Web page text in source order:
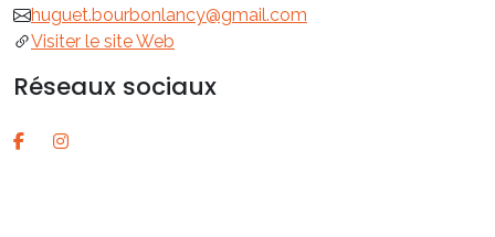
huguet.bourbonlancy@gmail.com
Visiter le site Web
Réseaux sociaux